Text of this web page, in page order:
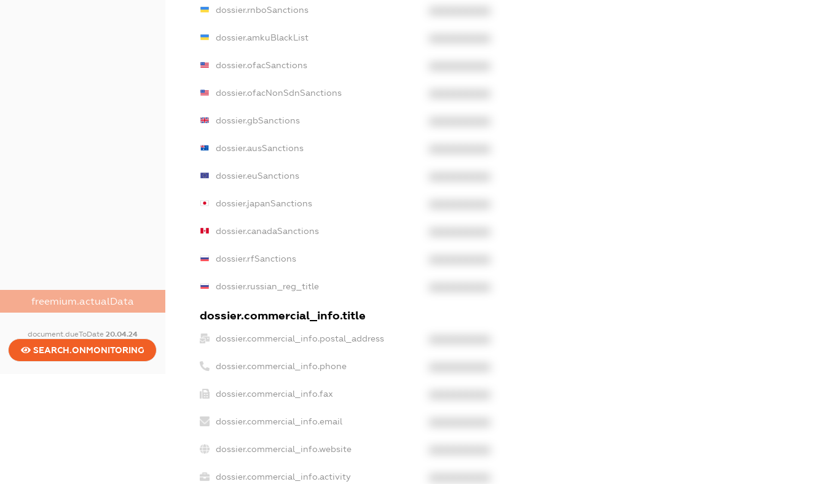
freemium.actualData
document.dueToDate 20.04.24
SEARCH.ONMONITORING
dossier.rnboSanctions
dossier.amkuBlackList
dossier.ofacSanctions
dossier.ofacNonSdnSanctions
dossier.gbSanctions
dossier.ausSanctions
dossier.euSanctions
dossier.japanSanctions
dossier.canadaSanctions
dossier.rfSanctions
dossier.russian_reg_title
dossier.commercial_info.title
dossier.commercial_info.postal_address
dossier.commercial_info.phone
dossier.commercial_info.fax
dossier.commercial_info.email
dossier.commercial_info.website
dossier.commercial_info.activity